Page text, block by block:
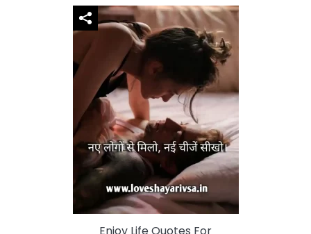
Enjoy Life Quotes For